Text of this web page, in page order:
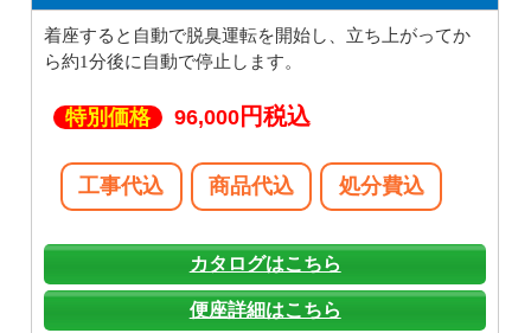
着座すると自動で脱臭運転を開始し、立ち上がってか
ら約1分後に自動で停止します。
特別価格 96,000 円税込
工事代込 商品代込 処分費込
カタログはこちら
便座詳細はこちら